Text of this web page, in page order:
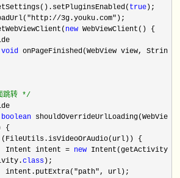
true );
3g.youku.com");
new WebViewClient() {
void onPageFinished(WebView view, Strin
跳转 */
boolean shouldOverrideUrlLoading(WebVie
{
(FileUtils.isVideoOrAudio(url)) {
= new Intent(getActivity
class );
url);